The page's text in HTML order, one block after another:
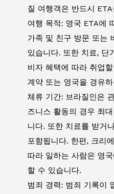
질 여행객은 반드시
여행 목적: 영국 ETA에
가족 및 친구 방문 또는
있습니다. 또한 치료, 단
비자 혜택에 따라 취업
계약 또는 영국을 경유
체류 기간: 브라질인은
즈니스 활동의 경우 최
니다. 또한 치료를 받거
포함됩니다. 한편, 크리
따라 일하는 사람은 영
할 수 있습니다.
범죄 경력: 범죄 기록이